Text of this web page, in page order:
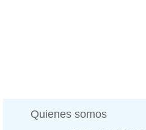
Quienes somos